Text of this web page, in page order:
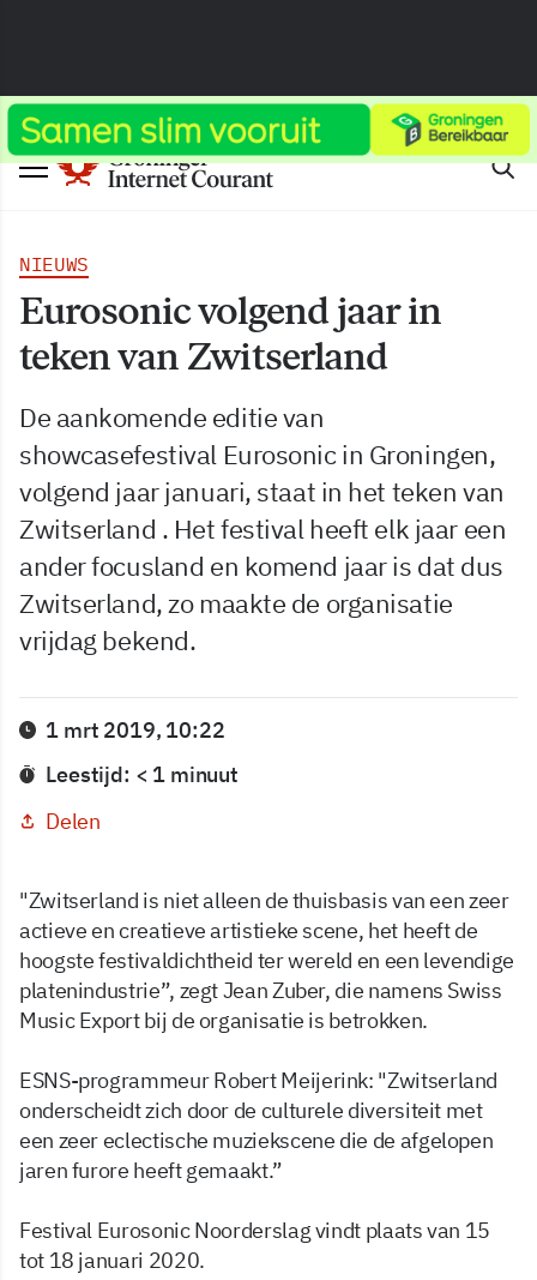
NIEUWS
Eurosonic volgend jaar in
teken van Zwitserland
De aankomende editie van
showcasefestival Eurosonic in Groningen,
volgend jaar januari, staat in het teken van
Zwitserland . Het festival heeft elk jaar een
ander focusland en komend jaar is dat dus
Zwitserland, zo maakte de organisatie
vrijdag bekend.
1 mrt 2019, 10:22
Leestijd: < 1 minuut
Delen
"Zwitserland is niet alleen de thuisbasis van een zeer
actieve en creatieve artistieke scene, het heeft de
hoogste festivaldichtheid ter wereld en een levendige
platenindustrie”, zegt Jean Zuber, die namens Swiss
Music Export bij de organisatie is betrokken.
ESNS-programmeur Robert Meijerink: "Zwitserland
onderscheidt zich door de culturele diversiteit met
een zeer eclectische muziekscene die de afgelopen
jaren furore heeft gemaakt.”
Festival Eurosonic Noorderslag vindt plaats van 15
tot 18 januari 2020.